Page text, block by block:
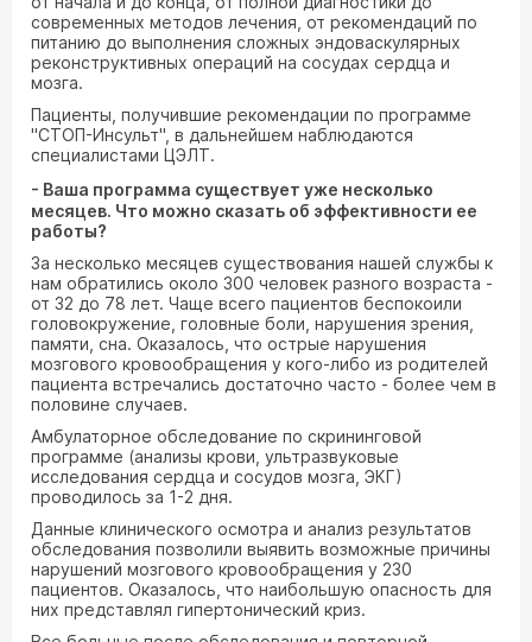
современных методов лечения, от рекомендаций по
питанию до выполнения сложных эндоваскулярных
реконструктивных операций на сосудах сердца и
мозга.
Пациенты, получившие рекомендации по программе
"СТОП-Инсульт", в дальнейшем наблюдаются
специалистами ЦЭЛТ.
- Ваша программа существует уже несколько
месяцев. Что можно сказать об эффективности ее
работы?
За несколько месяцев существования нашей службы к
нам обратились около 300 человек разного возраста -
от 32 до 78 лет. Чаще всего пациентов беспокоили
головокружение, головные боли, нарушения зрения,
памяти, сна. Оказалось, что острые нарушения
мозгового кровообращения у кого-либо из родителей
пациента встречались достаточно часто - более чем в
половине случаев.
Амбулаторное обследование по скрининговой
программе (анализы крови, ультразвуковые
исследования сердца и сосудов мозга, ЭКГ)
проводилось за 1-2 дня.
Данные клинического осмотра и анализ результатов
обследования позволили выявить возможные причины
нарушений мозгового кровообращения у 230
пациентов. Оказалось, что наибольшую опасность для
них представлял гипертонический криз.